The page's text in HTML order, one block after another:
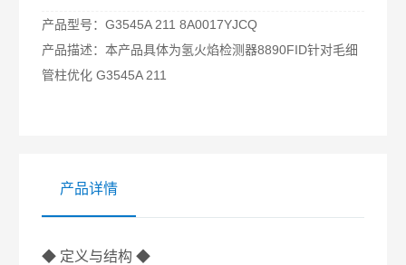
产品型号：G3545A 211 8A0017YJCQ
产品描述：本产品具体为氢火焰检测器8890FID针对毛细
管柱优化 G3545A 211
产品详情
◆ 定义与结构 ◆